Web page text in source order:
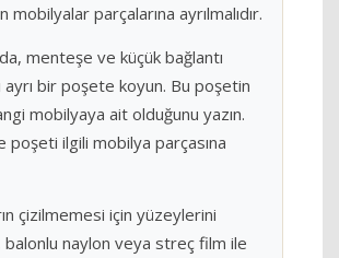
mobilyalar parçalarına ayrılmalıdır.
menteşe ve küçük bağlantı
ayrı bir poşete koyun. Bu poşetin
mobilyaya ait olduğunu yazın.
poşeti ilgili mobilya parçasına
çizilmemesi için yüzeylerini
naylon veya streç film ile